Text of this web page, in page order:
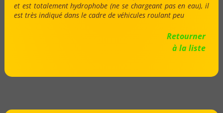
et est totalement hydrophobe (ne se chargeant pas en eau), il
est très indiqué dans le cadre de véhicules roulant peu
Retourner
à la liste